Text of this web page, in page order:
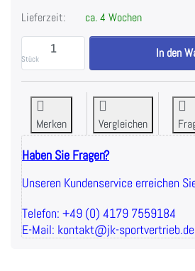
Lieferzeit: ca. 4 Wochen
Stück
GYMwood Wade
In den
Merken Vergleichen
Haben Sie Fragen?
Unseren Kundenservice erreichen
Telefon: +49 (0) 4179 7559184
E-Mail: kontakt@jk-sportvertrieb.de